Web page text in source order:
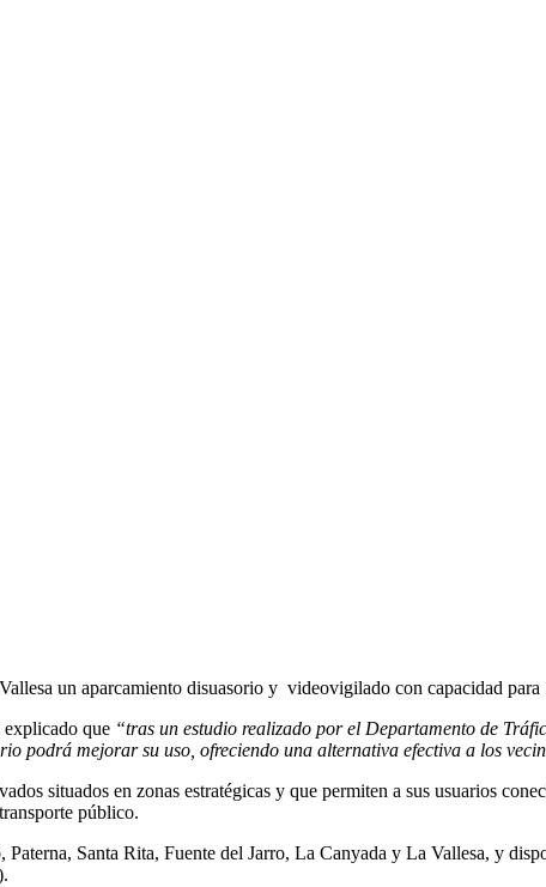
un aparcamiento disuasorio y videovigilado con capacidad para
que “tras un estudio realizado por el Departamento de
podrá mejorar su uso, ofreciendo una alternativa efectiva a los
situados en zonas estratégicas y que permiten a sus usuarios
público.
Santa Rita, Fuente del Jarro, La Canyada y La Vallesa, y